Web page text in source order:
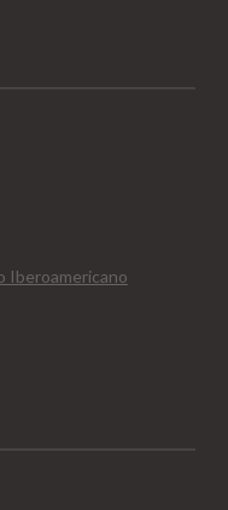
Iberoamericano